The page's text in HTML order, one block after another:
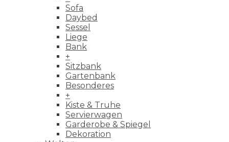
Sofa
Daybed
Sessel
Liege
Bank
+
Sitzbank
Gartenbank
Besonderes
+
Kiste & Truhe
Servierwagen
Garderobe & Spiegel
Dekoration